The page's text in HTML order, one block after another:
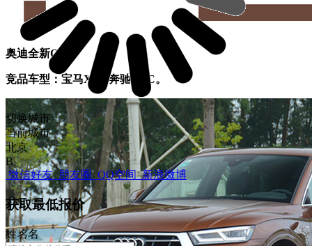
奥迪全新Q5L
竞品车型：宝马X3、奔驰GLC。
切换城市
当前城市
北京
B
微信好友 朋友圈 QQ空间 新浪微博
获取最低报价
姓名名